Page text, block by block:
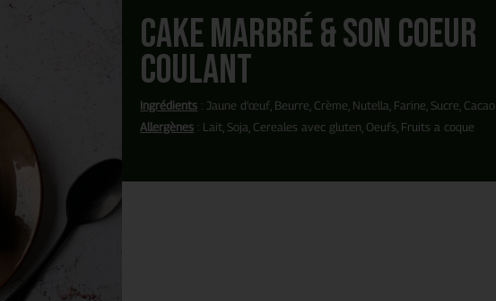
Cake marbré & son coeur
coulant
Ingrédients : Jaune d'œuf, Beurre, Crème, Nutella, Farine, Sucre, Cacao
Allergènes : Lait, Soja, Cereales avec gluten, Oeufs, Fruits a coque